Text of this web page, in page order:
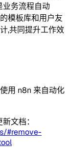
业务流程自动
模板库和用户友
,共同提升工作效
用 n8n 来自动化
文档：
#remove-